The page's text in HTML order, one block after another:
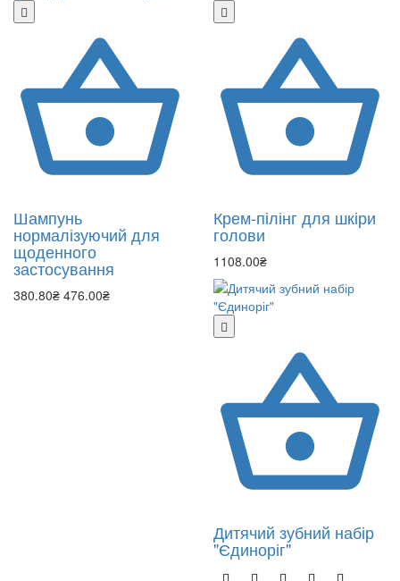
Шампунь
нормалізуючий для
щоденного
застосування
380.80₴ 476.00₴
Крем-пілінг для шкіри
голови
1108.00₴
Дитячий зубний набір
"Єдиноріг"